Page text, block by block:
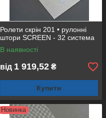
Ролети скрін 201 • рулонні
штори SCREEN - 32 система
В наявності
від 1 919,52 ₴
Купити
Новинка